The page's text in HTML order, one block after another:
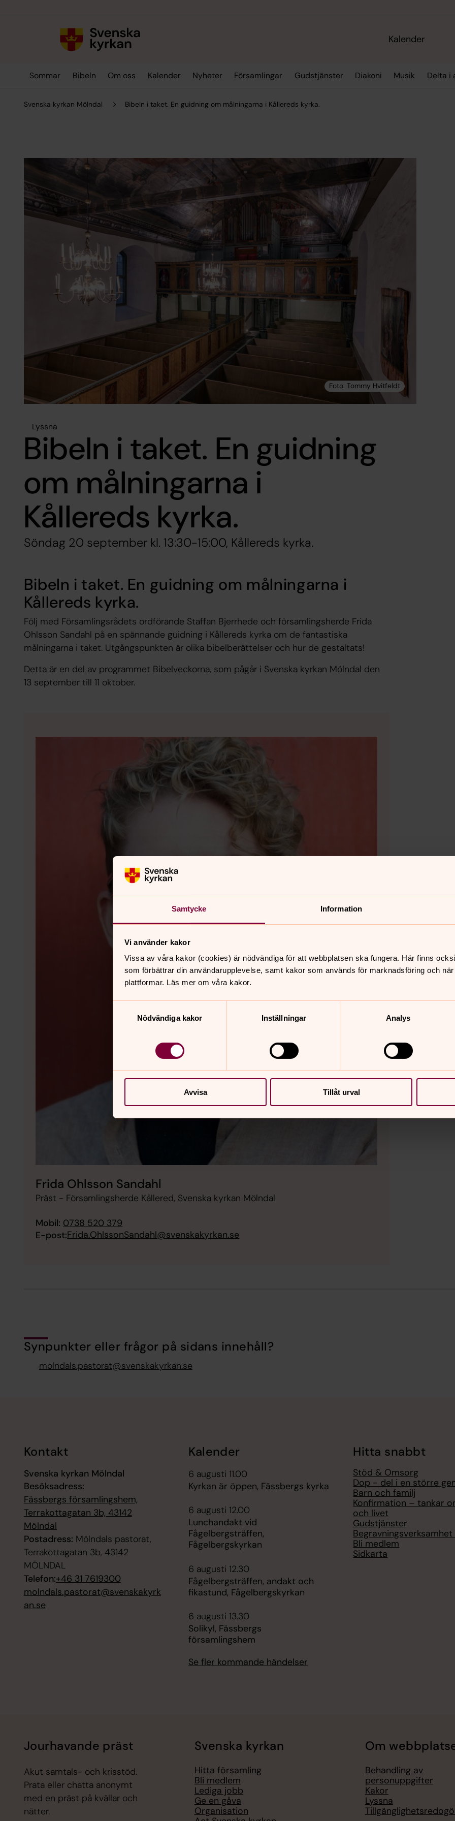
Samtycke Information
Vi använder kakor
Vissa av våra kakor (cookies) är nödvändiga för att webbplatsen ska fungera. Här finns
som förbättrar din användarupplevelse, samt kakor som används för marknadsföring och
plattformar. Läs mer om våra kakor.
Nödvändiga kakor
Inställningar Analys
Avvisa Tillåt urval
Kalender
Sommar Bibeln Om oss Kalender Nyheter Församlingar Gudstjänster Diakoni Musik Delta i
Svenska kyrkan Mölndal Bibeln i taket. En guidning om målningarna i Kållereds kyrka.
Lyssna
Bibeln i taket. En guidning
om målningarna i
Kållereds kyrka.
Söndag 20 september kl. 13:30-15:00, Kållereds kyrka.
Bibeln i taket. En guidning om målningarna i
Kållereds kyrka.
Följ med Församlingsrådets ordförande Staffan Bjerrhede och församlingsherde Frida
Ohlsson Sandahl på en spännande guidning i Kållereds kyrka om de fantastiska
målningarna i taket. Utgångspunkten är olika bibelberättelser och hur de gestaltats!
Detta är en del av programmet Bibelveckorna, som pågår i Svenska kyrkan Mölndal den
13 september till 11 oktober.
Frida Ohlsson Sandahl
Präst - Församlingsherde Kållered, Svenska kyrkan Mölndal
Mobil: 0738 520 379
E-post:Frida.OhlssonSandahl@svenskakyrkan.se
Synpunkter eller frågor på sidans innehåll?
molndals.pastorat@svenskakyrkan.se
Kontakt
Svenska kyrkan Mölndal
Besöksadress:
Fässbergs församlingshem,
Terrakottagatan 3b, 43142
Mölndal
Postadress: Mölndals pastorat,
Terrakottagatan 3b, 43142
MÖLNDAL
Telefon:+46 31 7619300
molndals.pastorat@svenskakyrk
an.se
Kalender
6 augusti 11.00
Kyrkan är öppen, Fässbergs kyrka
6 augusti 12.00
Lunchandakt vid
Fågelbergsträffen,
Fågelbergskyrkan
6 augusti 12.30
Fågelbergsträffen, andakt och
fikastund, Fågelbergskyrkan
6 augusti 13.30
Solikyl, Fässbergs
församlingshem
Se fler kommande händelser
Hitta snabbt
Stöd & Omsorg
Dop - del i en större
Barn och familj
Konfirmation – tankar
och livet
Gudstjänster
Bli medlem
Sidkarta
Jourhavande präst
Akut samtals- och krisstöd.
Prata eller chatta anonymt
med en präst på kvällar och
nätter.
Svenska kyrkan
Hitta församling
Bli medlem
Lediga jobb
Ge en gåva
Organisation
Om
Behandling av
personuppgifter
Kakor
Lyssna